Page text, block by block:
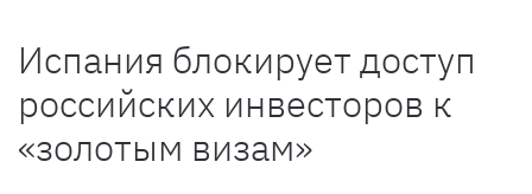
Испания блокирует доступ
российских инвесторов к
«золотым визам»